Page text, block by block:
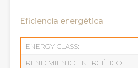
Eficiencia energética
ENERGY CLASS:
RENDIMIENTO ENERGÉTICO: